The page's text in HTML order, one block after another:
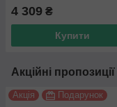
4 309 ₴
Купити
Акційні
Акція Подарунок